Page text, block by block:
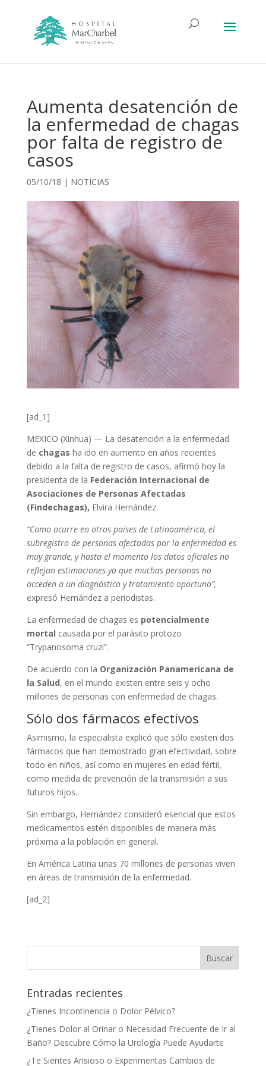
Aumenta desatención de
la enfermedad de chagas
por falta de registro de
casos
05/10/18 | NOTICIAS
[ad_1]
MEXICO (Xinhua) — La desatención a la enfermedad
de chagas ha ido en aumento en años recientes
debido a la falta de registro de casos, afirmó hoy la
presidenta de la Federación Internacional de
Asociaciones de Personas Afectadas
(Findechagas), Elvira Hernández.
“Como ocurre en otros países de Latinoamérica, el
subregistro de personas afectadas por la enfermedad es
muy grande, y hasta el momento los datos oficiales no
reflejan estimaciones ya que muchas personas no
acceden a un diagnóstico y tratamiento oportuno”,
expresó Hernández a periodistas.
La enfermedad de chagas es potencialmente
mortal causada por el parásito protozo
“Trypanosoma cruzi”.
De acuerdo con la Organización Panamericana de
la Salud, en el mundo existen entre seis y ocho
millones de personas con enfermedad de chagas.
Sólo dos fármacos efectivos
Asimismo, la especialista explicó que sólo existen dos
fármacos que han demostrado gran efectividad, sobre
todo en niños, así como en mujeres en edad fértil,
como medida de prevención de la transmisión a sus
futuros hijos.
Sin embargo, Hernández consideró esencial que estos
medicamentos estén disponibles de manera más
próxima a la población en general.
En América Latina unas 70 millones de personas viven
en áreas de transmisión de la enfermedad.
[ad_2]
Entradas recientes
¿Tienes Incontinencia o Dolor Pélvico?
¿Tienes Dolor al Orinar o Necesidad Frecuente de Ir al
Baño? Descubre Cómo la Urología Puede Ayudarte
¿Te Sientes Ansioso o Experimentas Cambios de